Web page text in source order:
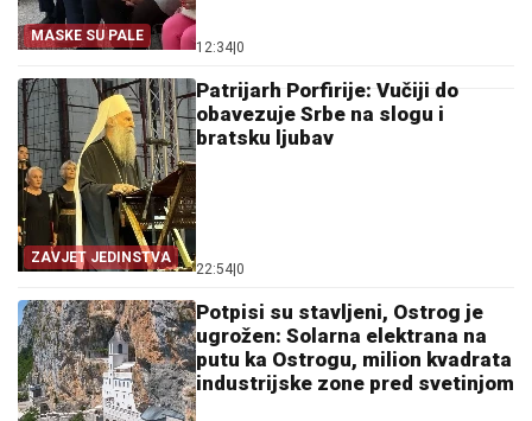
MASKE SU PALE
12:34 0
ZAVJET JEDINSTVA
Patrijarh Porfirije: Vučiji do
obavezuje Srbe na slogu i
bratsku ljubav
22:54 0
Potpisi su stavljeni, Ostrog je
ugrožen: Solarna elektrana na
putu ka Ostrogu, milion kvadrata
industrijske zone pred svetinjom